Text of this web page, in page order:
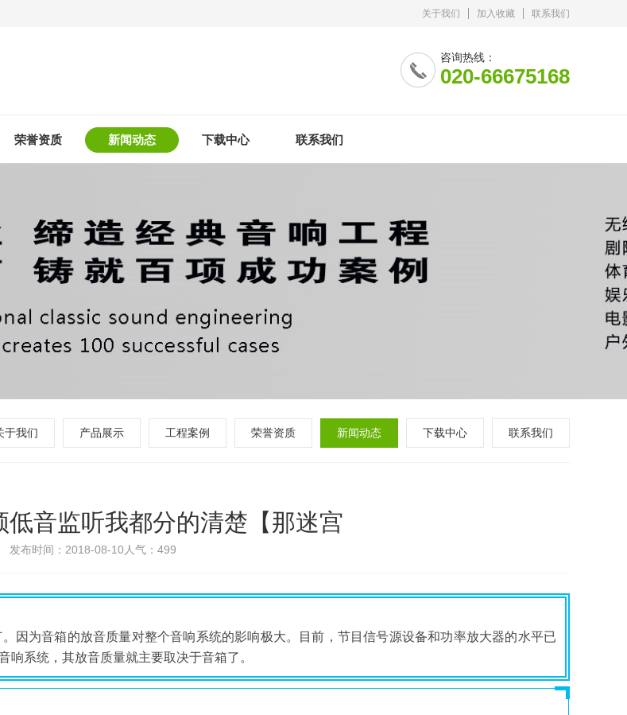
关于我们 加入收藏 联系我们
咨询热线：
020-66675168
荣誉资质 新闻动态 下载中心 联系我们
于我们 产品展示 工程案例 荣誉资质 新闻动态 下载中心 联系我们
低音监听我都分的清楚【那迷宫
发布时间：2018-08-10 人气： 499
因为音箱的放音质量对整个音响系统的影响极大。目前，节目信号源设备和功率放大器的水平已
系统，其放音质量就主要取决于音箱了。